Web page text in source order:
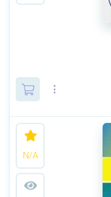
N/A